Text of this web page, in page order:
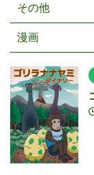
その他
漫画